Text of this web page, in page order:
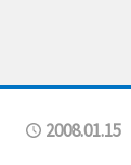
2008.01.15